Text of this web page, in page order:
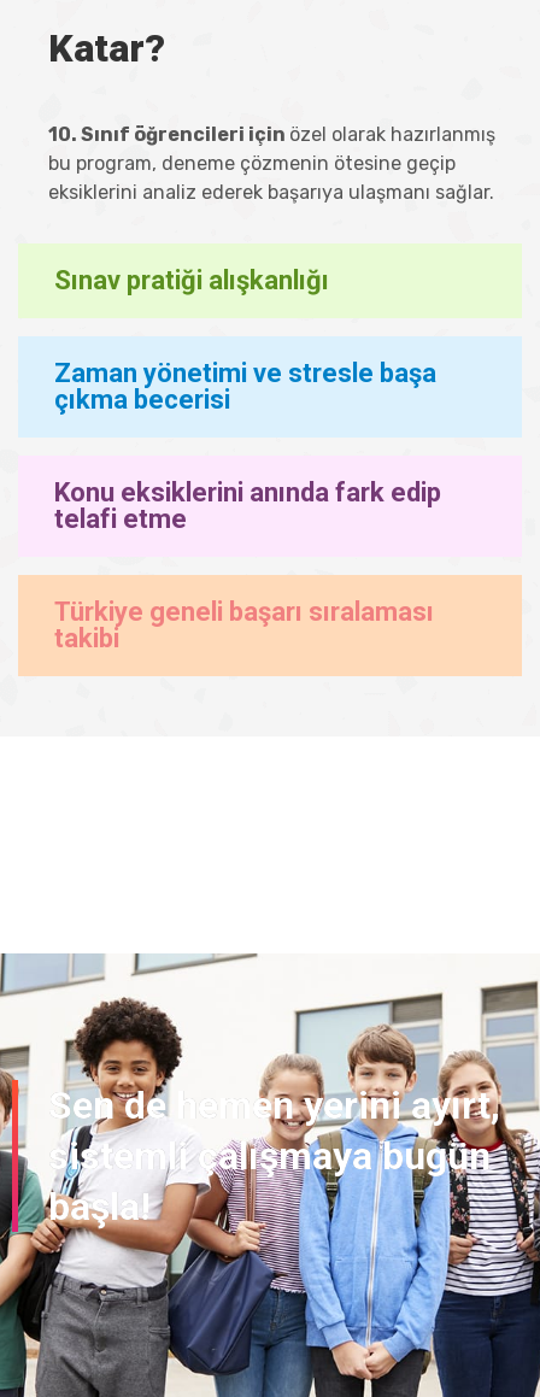
Katar?
10. Sınıf öğrencileri için özel olarak hazırlanmış
bu program, deneme çözmenin ötesine geçip
eksiklerini analiz ederek başarıya ulaşmanı sağlar.
Sınav pratiği alışkanlığı
Zaman yönetimi ve stresle başa
çıkma becerisi
Konu eksiklerini anında fark edip
telafi etme
Türkiye geneli başarı sıralaması
takibi
Sen de hemen yerini ayırt,
sistemli çalışmaya bugün
başla!